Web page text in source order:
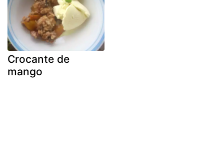
Crocante de
mango